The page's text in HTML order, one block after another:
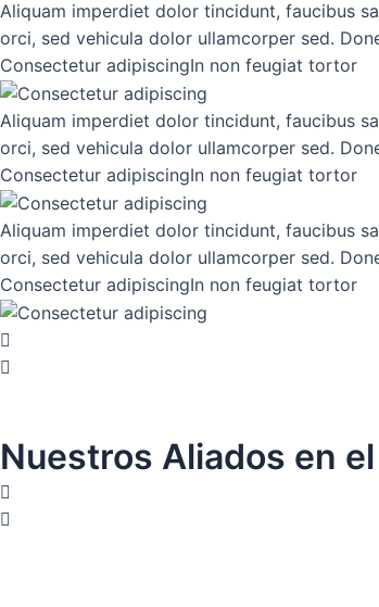
Aliquam imperdiet dolor tincidunt, faucibus
orci, sed vehicula dolor ullamcorper sed.
Consectetur adipiscingIn non feugiat tortor
Aliquam imperdiet dolor tincidunt, faucibus
orci, sed vehicula dolor ullamcorper sed.
Consectetur adipiscingIn non feugiat tortor
Aliquam imperdiet dolor tincidunt, faucibus
orci, sed vehicula dolor ullamcorper sed.
Consectetur adipiscingIn non feugiat tortor
Nuestros Aliados en